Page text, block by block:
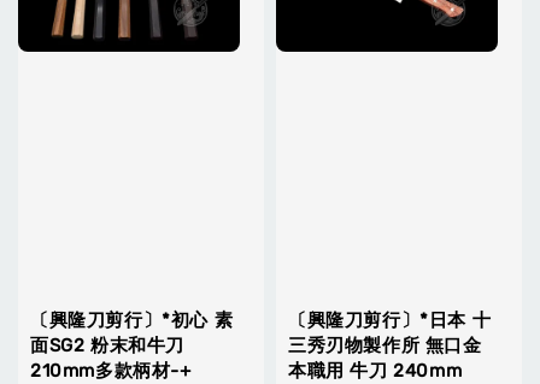
〔興隆刀剪行〕*初心 素
面SG2 粉末和牛刀
210mm多款柄材-+
〔興隆刀剪行〕*日本 十
三秀刃物製作所 無口金
本職用 牛刀 240mm